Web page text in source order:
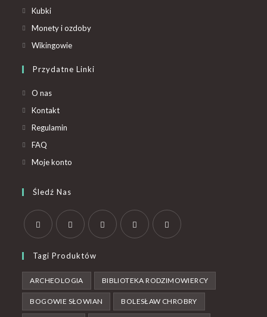
Kubki
Monety i ozdoby
Wikingowie
Przydatne Linki
O nas
Kontakt
Regulamin
FAQ
Moje konto
Śledź Nas
Tagi Produktów
ARCHEOLOGIA BIBLIOTEKA RODZIMOWIERCY
BOGOWIE SŁOWIAN BOLESŁAW CHROBRY